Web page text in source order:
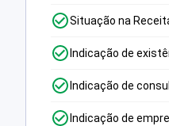
Situação na
Indicação de
Indicação de
Indicação de